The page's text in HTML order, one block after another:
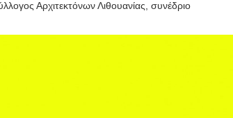
Αρχιτεκτόνων Λιθουανίας, συνέδριο